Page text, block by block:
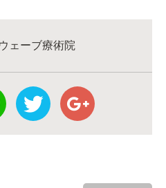
ェーブ療術院